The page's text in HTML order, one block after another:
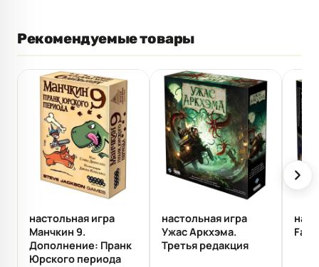
Рекомендуемые товары
настольная игра
Манчкин 9.
Дополнение: Пранк
Юрского периода
настольная игра
Ужас Аркхэма.
Третья редакция